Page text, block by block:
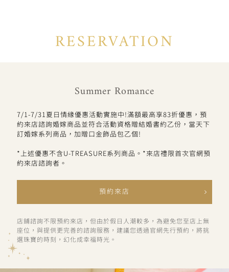
RESERVATION
Summer Romance
7/1-7/31夏日情緣優惠活動實施中!滿額最高享83折優惠，預
約來店諮詢婚嫁商品並符合活動資格贈結婚書約乙份，當天下
訂婚嫁系列商品，加贈口金飾品包乙個!
*上述優惠不含U-TREASURE系列商品。*來店禮限首次官網預
約來店諮詢者。
預約來店
店鋪諮詢不限預約來店，但由於假日人潮較多，為避免您至店上無
座位，與提供更完善的諮詢服務，建議您透過官網先行預約，將挑
選珠寶的時刻，幻化成幸福時光。